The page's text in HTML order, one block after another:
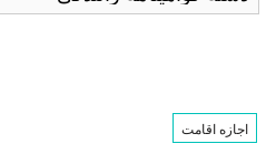
اجازه اقامت